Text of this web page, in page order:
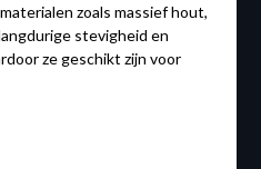
zoals massief hout,
stevigheid en
ze geschikt zijn voor